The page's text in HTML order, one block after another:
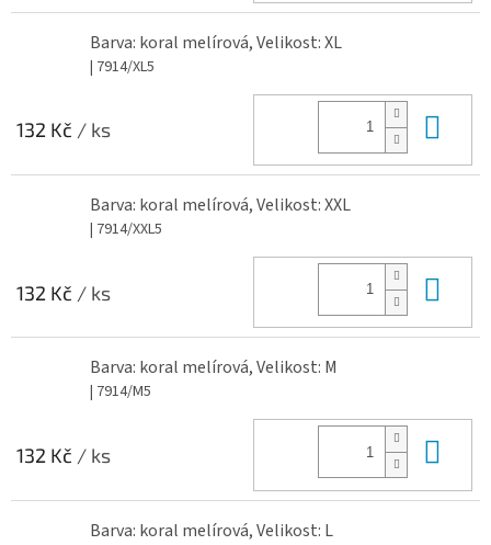
Barva: koral melírová, Velikost: XL
| 7914/XL5
132 Kč / ks
Barva: koral melírová, Velikost: XXL
| 7914/XXL5
132 Kč / ks
Barva: koral melírová, Velikost: M
| 7914/M5
132 Kč / ks
Barva: koral melírová, Velikost: L